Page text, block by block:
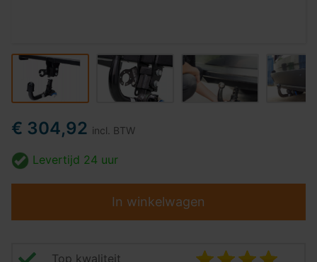
€ 304,92 incl. BTW
Levertijd 24 uur
In winkelwagen
Top kwaliteit